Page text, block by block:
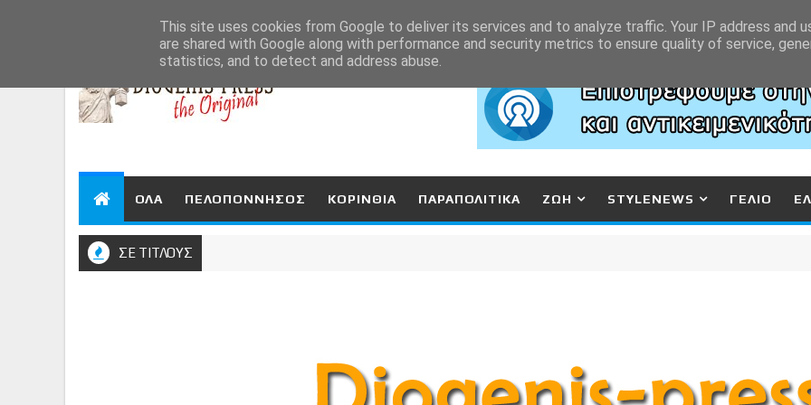
ΟΛΑ ΠΕΛΟΠΟΝΝΗΣΟΣ ΚΟΡΙΝΘΙΑ ΠΑΡΑΠΟΛΙΤΙΚΑ ΖΩΗ STYLENEWS ΓΕΛΙΟ
ΣΕ ΤΙΤΛΟΥΣ
This site uses cookies from Google to deliver its services and to analyze traffic. Your IP address and
are shared with Google along with performance and security metrics to ensure quality of service,
statistics, and to detect and address abuse.